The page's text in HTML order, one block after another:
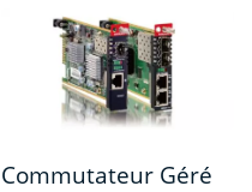
compact),...
Commutateur Géré